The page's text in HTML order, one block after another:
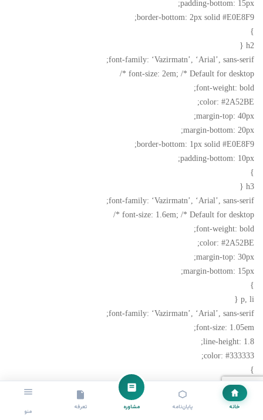
خانه پایان‌نامه مشاوره تعرفه
منو
padding-bottom: 15px;
border-bottom: 2px solid #E0E8F9;
}
h2 {
font-family: ‘Vazirmatn’, ‘Arial’, sans-serif;
font-size: 2em; /* Default for desktop */
font-weight: bold;
color: #2A52BE;
margin-top: 40px;
margin-bottom: 20px;
border-bottom: 1px solid #E0E8F9;
padding-bottom: 10px;
}
h3 {
font-family: ‘Vazirmatn’, ‘Arial’, sans-serif;
font-size: 1.6em; /* Default for desktop */
font-weight: bold;
color: #2A52BE;
margin-top: 30px;
margin-bottom: 15px;
}
p, li {
font-family: ‘Vazirmatn’, ‘Arial’, sans-serif;
font-size: 1.05em;
line-height: 1.8;
color: #333333;
}
a {
text-decoration: none;